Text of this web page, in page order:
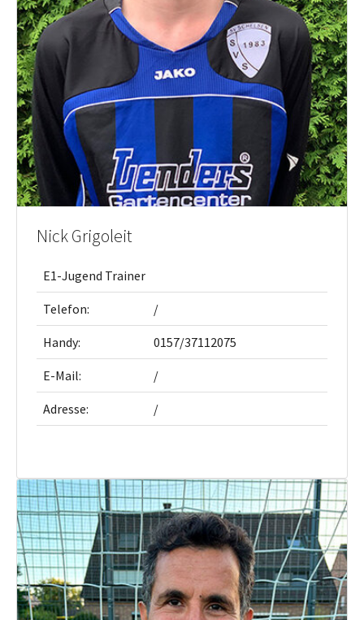
Nick Grigoleit
E1-Jugend Trainer
Telefon: /
Handy: 0157/37112075
E-Mail: /
Adresse: /